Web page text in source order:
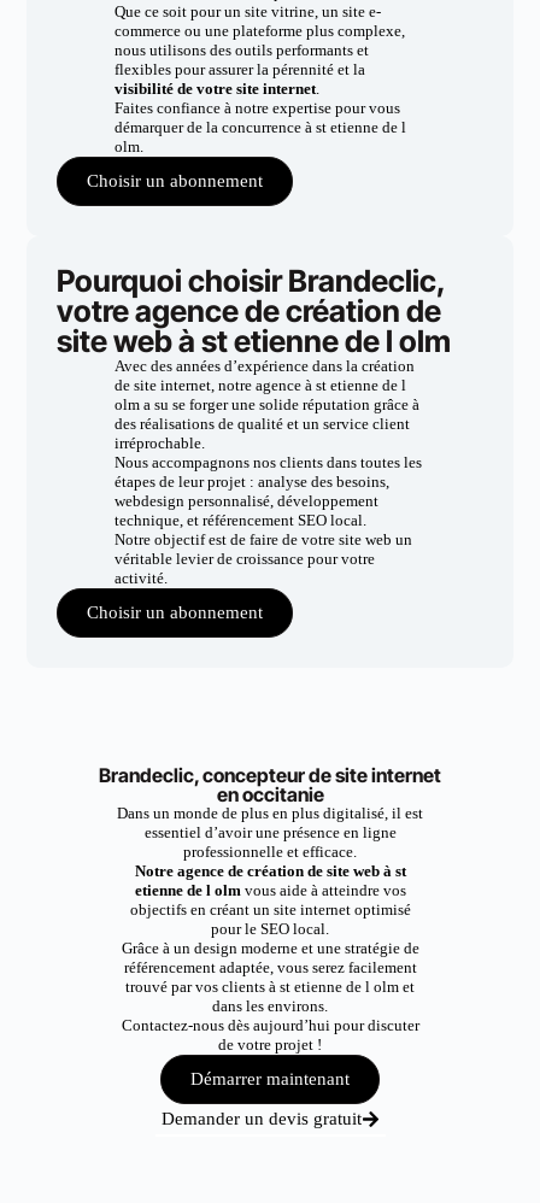
Que ce soit pour un site vitrine, un site e-
commerce ou une plateforme plus complexe,
nous utilisons des outils performants et
flexibles pour assurer la pérennité et la
visibilité de votre site internet.
Faites confiance à notre expertise pour vous
démarquer de la concurrence à st etienne de l
olm.
Choisir un abonnement
Pourquoi choisir Brandeclic,
votre agence de création de
site web à st etienne de l olm
Avec des années d’expérience dans la création
de site internet, notre agence à st etienne de l
olm a su se forger une solide réputation grâce à
des réalisations de qualité et un service client
irréprochable.
Nous accompagnons nos clients dans toutes les
étapes de leur projet : analyse des besoins,
webdesign personnalisé, développement
technique, et référencement SEO local.
Notre objectif est de faire de votre site web un
véritable levier de croissance pour votre
activité.
Choisir un abonnement
Brandeclic, concepteur de site internet
en occitanie
Dans un monde de plus en plus digitalisé, il est
essentiel d’avoir une présence en ligne
professionnelle et efficace.
Notre agence de création de site web à st
etienne de l olmvous aide à atteindre vos
objectifs en créant un site internet optimisé
pour le SEO local.
Grâce à un design moderne et une stratégie de
référencement adaptée, vous serez facilement
trouvé par vos clients à st etienne de l olm et
dans les environs.
Contactez-nous dès aujourd’hui pour discuter
de votre projet !
Démarrer maintenant
Demander un devis gratuit